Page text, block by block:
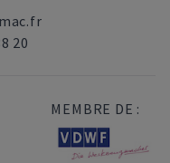
20
MEMBRE DE :